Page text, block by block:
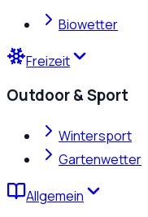
Biowetter
Freizeit
Outdoor & Sport
Wintersport
Gartenwetter
Allgemein